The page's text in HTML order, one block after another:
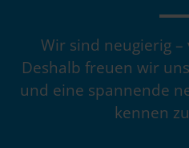
Wir sind neugierig
Deshalb freuen wir
und eine spannende
kennen